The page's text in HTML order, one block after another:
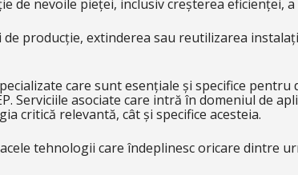
de nevoile pieței, inclusiv creșterea eficienței,
producție, extinderea sau reutilizarea
care sunt esențiale și specifice
Serviciile asociate care intră în domeniul de
critică relevantă, cât și specifice acesteia.
tehnologii care îndeplinesc oricare dintre